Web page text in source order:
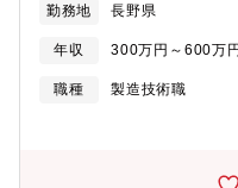
ため、出張が発生します。
10年後の2011年から開始す
て、液晶・半導体の生産設
在は食品・航空宇宙・防衛
やぶさ２」に搭載の中央制
イスクリームスティックの
勤務地 長野県
年収 300万円～600万円
職種
製造技術職